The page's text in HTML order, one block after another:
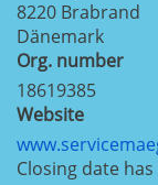
8220 Brabrand
Dänemark
Org. number
18619385
Website
Closing date